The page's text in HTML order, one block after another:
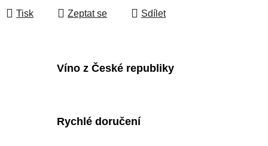
Tisk Zeptat se Sdílet
Víno z České republiky
Rychlé doručení